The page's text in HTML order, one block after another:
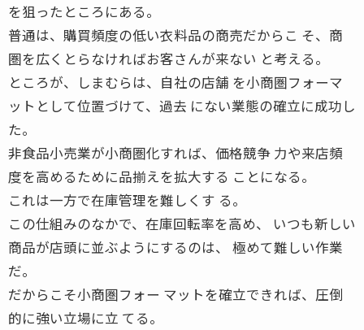
を狙ったところにある。
普通は、購買頻度の低い衣料品の商売だからこ そ、商
圏を広くとらなければお客さんが来ない と考える。
ところが、しまむらは、自社の店舗 を小商圏フォーマ
ットとして位置づけて、過去 にない業態の確立に成功し
た。
非食品小売業が小商圏化すれば、価格競争 力や来店頻
度を高めるために品揃えを拡大する ことになる。
これは一方で在庫管理を難しくす る。
この仕組みのなかで、在庫回転率を高め、 いつも新しい
商品が店頭に並ぶようにするのは、 極めて難しい作業
だ。
だからこそ小商圏フォー マットを確立できれば、圧倒
的に強い立場に立 てる。